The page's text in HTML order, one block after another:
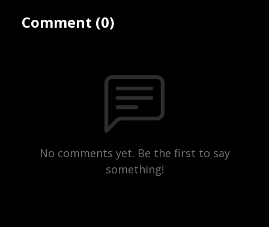
Comment (0)
No comments yet. Be the first to say
something!